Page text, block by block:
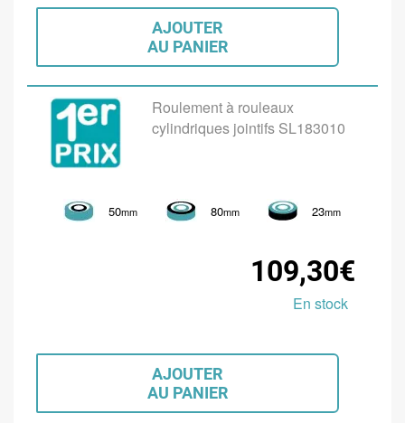
AJOUTER
AU PANIER
Roulement à rouleaux
cylindriques jointifs SL183010
50mm 80mm 23mm
109,30€
En stock
AJOUTER
AU PANIER